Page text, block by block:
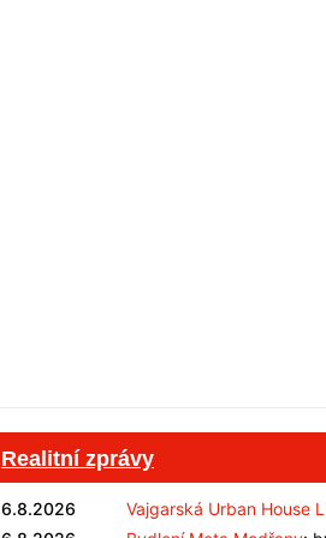
Realitní zprávy
6.8.2026
Vajgarská Urban House